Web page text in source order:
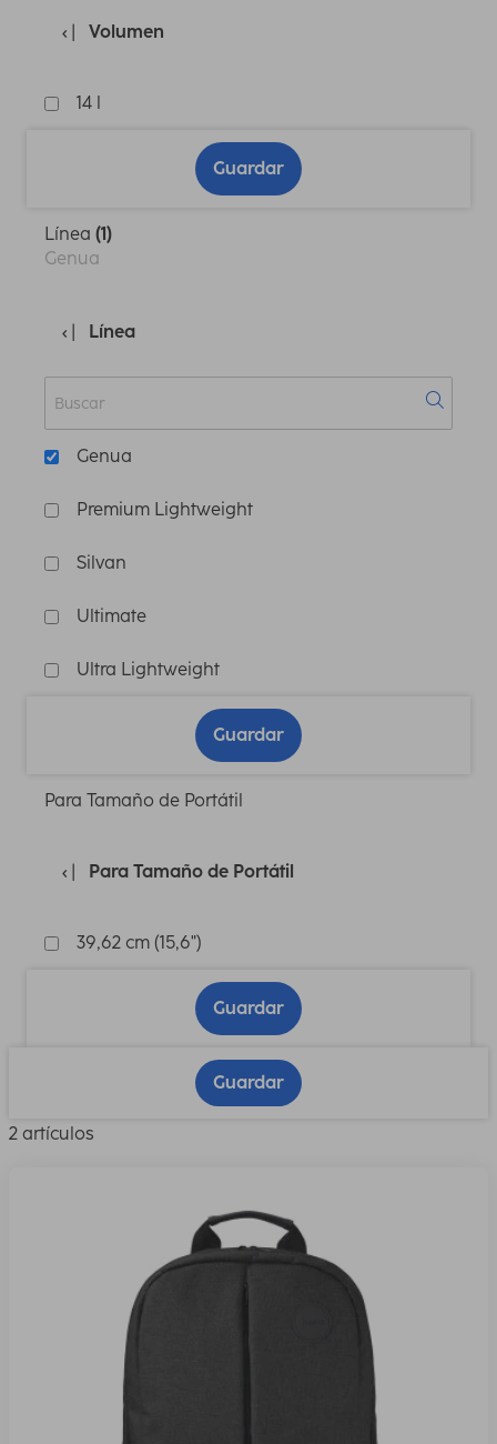
Volumen
14 l
Guardar
Línea (1)
Genua
Línea
Genua
Premium Lightweight
Silvan
Ultimate
Ultra Lightweight
Guardar
Para Tamaño de Portátil
Para Tamaño de Portátil
39,62 cm (15,6")
Guardar
Guardar
2 artículos